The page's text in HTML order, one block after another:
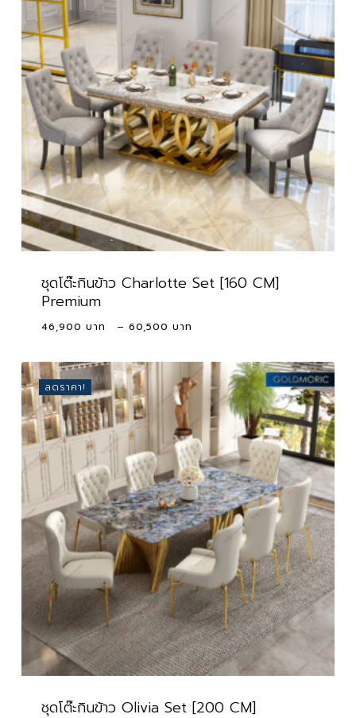
ชุดโต๊ะกินข้าว Charlotte Set [160 CM]
Premium
46,900 – 60,500
46,900 ฿
through
60,500 ฿
ลดราคา!
ชุดโต๊ะกินข้าว Olivia Set [200 CM]